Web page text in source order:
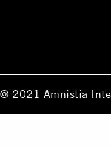
© 2021 Amnistía